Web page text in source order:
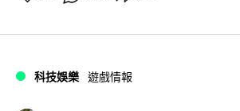
科技娛樂 遊戲情報